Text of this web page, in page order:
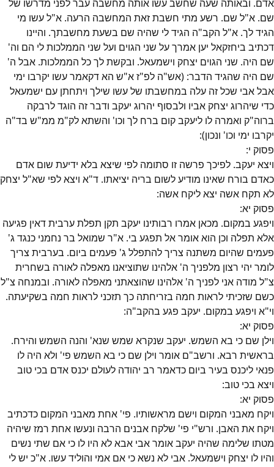
אדם. ובאותה שעה שחשב עשו אותה מחשבה עבר לפני מדרשו של
שם. א"ל שם. רשע מתי חשבת זאת המחשבה הרעה. א"ל עשו מי
הגיד לך. א"ל הקב"ה הגיד לי שהיה שם בשעת מחשבתך. והיינו
דכתיב ביחזקאל יען אמרך על שני הגוים ועל שני הממלכות לי הם וה'
שם היה. שני הגוים יצחק וישמעאל. ובקשת לך כל הממלכות. אבל ה'
שם היה שהגיד הדבר: (אש"ה לפ"ז א"ש הא דקאמר עשו יקרבו ימי
אבל אבי שכל זה עלה במחשבתו של עשו שילך ויתחתן עם ישמעאל
כדי שיהרוג יצחק אביו ולבסוף יהרוג יעקב ודבר זה הוגד לרבקה
ברוה"ק ואמרה לו ליעקב קום ברח לך וכו' והשתא לק"מ ממ"ש בד"ה
יקרבו ימי וכו' ונכון):
פסוק י:
ויצא יעקב. לפיכך פרשה זו סתומה לפי שיצא בלא ידיעת שום אדם
כאדם בורח שאינו מודיע לשום בריה יציאתו. ד"א ויצא לפי שא"ל יצחק
לא תקח אשה יצא ליקח אשה:
פסוק יא:
ויפגע במקום. מכאן אמרו רבותינו יעקב תקן תפלת ערבית דאין פגיעה
אלא תפלה וכן הוא אומר אל תפגע בי. א"ר שמואל בר נחמני כנגד ג'
פעמים שהיום משתנה צריך להתפלל ג' פעמים ביום. בערבית צריך
לומר יהי רצון מלפניך ה' אלהינו שתוציאנו מאפלה לאורה בשחרית
צ"ל מודה אני לפניך ה' אלהינו שהוצאתני מאפלה לאורה. ובמנחה צ"ל
כשם שזכיתי לראות חמה בזריחתה כך תזכני לראות חמה בשקיעתה.
וי"א ויפגע במקום. יעקב פגע בהקב"ה:
פסוק יא:
וילן שם כי בא השמש. יעקב שנקרא שמש שנא' והנה השמש והירח.
בראשית רבא. ורשב"ם אומר וילן שם כי בא השמש פי' ולא היה לו
פנאי ליכנס בעיר ביום כדאמר רב יהודה לעולם יכנס אדם בכי טוב
ויצא בכי טוב:
פסוק יא:
ויקח מאבני המקום וישם מראשותיו. פי' אחת מאבני המקום כדכתיב
ויקח את האבן. ורש"י פי' שלקח אבנים הרבה ונעשו אחת רמז שיהיה
מטתו שלימה שהיה יעקב אומר אבי אבא לא היו לו כי אם שתי נשים
והיו לו יצחק וישמעאל. אבי לא נשא כי אם אמי והוליד עשו. א"כ יש לי